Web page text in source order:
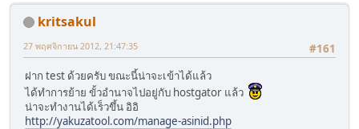
kritsakul
#161
27 พฤศจิกายน 2012, 21:47:35
ฝาก test ด้วยครับ ขณะนี้น่าจะเข้าได้แล้ว
ได้ทำการย้าย ขั้วอำนาจไปอยู่กับ hostgator แล้ว
น่าจะทำงานได้เร็วขึ้น อิอิ
http://yakuzatool.com/manage-asinid.php